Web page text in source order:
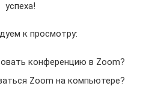
успеха!
к просмотру:
конференцию в Zoom?
Zoom на компьютере?